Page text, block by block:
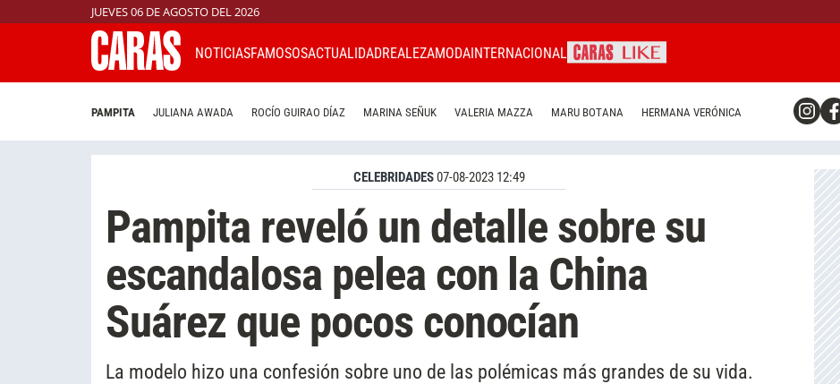
JUEVES 06 DE AGOSTO DEL 2026
NOTICIASFAMOSOSACTUALIDADREALEZAMODAINTERNACIONAL
PAMPITA JULIANA AWADA ROCÍO GUIRAO DÍAZ MARINA SEÑUK VALERIA MAZZA MARU BOTANA HERMANA VERÓNICA
CELEBRIDADES07-08-2023 12:49
Pampita reveló un detalle sobre su
escandalosa pelea con la China
Suárez que pocos conocían
La modelo hizo una confesión sobre uno de las polémicas más grandes de su vida.